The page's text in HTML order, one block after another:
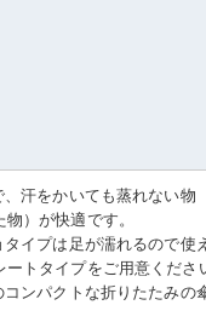
、汗をかいても蒸れない物
）が快適です。
イプは足が濡れるので使
ートタイプをご用意くださ
ンパクトな折りたたみの